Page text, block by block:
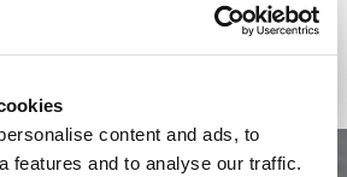
content and ads, to
features and to analyse our traffic.